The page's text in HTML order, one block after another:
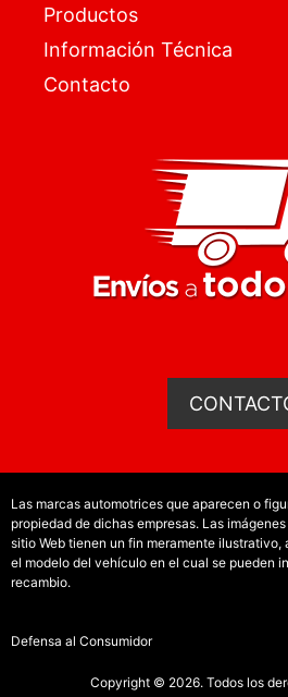
Productos
Información Técnica
Contacto
Las marcas automotrices que aparecen o
propiedad de dichas empresas. Las
sitio Web tienen un fin meramente
el modelo del vehículo en el cual se pueden
recambio.
Defensa al Consumidor
Copyright © 2026. Todos los